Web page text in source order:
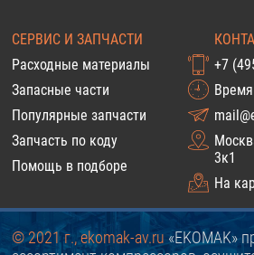
СЕРВИС И ЗАПЧАСТИ
Расходные материалы
Запасные части
Популярные запчасти
Запчасть по коду
Помощь в подборе
+7
3к1
На
© 2021 г., ekomak-av.ru «EKOMAK»